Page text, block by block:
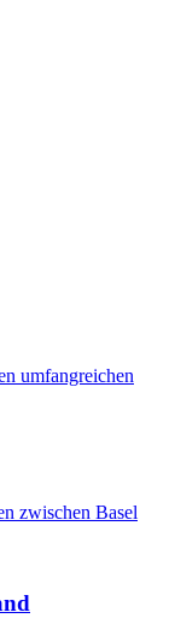
umfangreichen
zwischen Basel